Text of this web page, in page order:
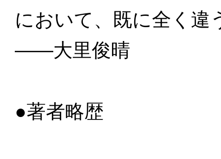
において、既に全く違
——大里俊晴
●著者略歴